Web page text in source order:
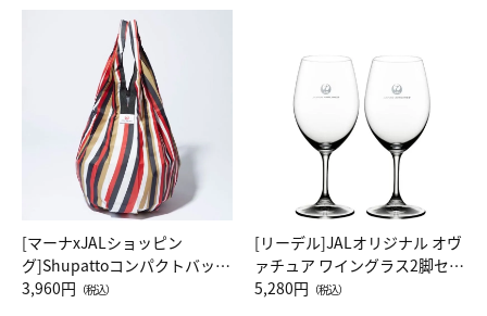
[マーナxJALショッピン
グ]Shupattoコンパクトバッグ
Drop JAL客室乗務員（LC）ス
3,960円 （税込）
[リーデル]JALオリジナル オヴ
ァチュア ワイングラス2脚セッ
ト（レッドワイン）
5,280円 （税込）